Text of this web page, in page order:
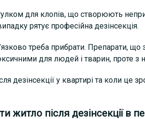
для клопів, що створюють
рятує професійна дезінсекція.
треба прибрати. Препарати, що
для людей і тварин, проте з
дезінсекції у квартирі та коли це
житло після дезінсекції в